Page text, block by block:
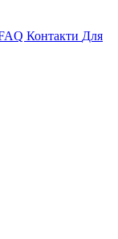
Контакти Для